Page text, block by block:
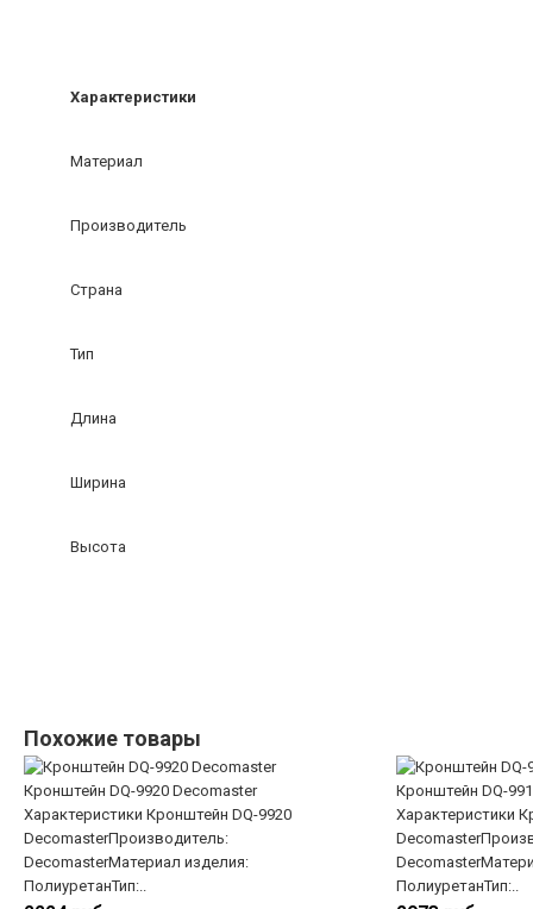
Характеристики
Материал
Производитель
Страна
Тип
Длина
Ширина
Высота
Похожие товары
Кронштейн DQ-9920 Decomaster
Характеристики Кронштейн DQ-9920
DecomasterПроизводитель:
DecomasterМатериал изделия:
ПолиуретанТип:..
Кронштейн DQ-
Характеристики
ПолиуретанТип:..